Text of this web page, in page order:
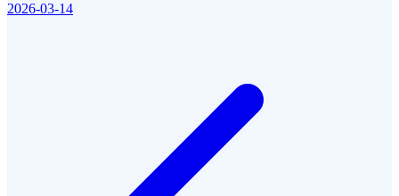
2026-03-14